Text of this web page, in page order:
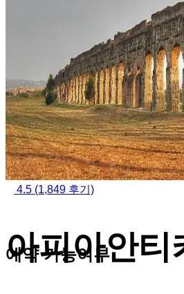
4.5 (1,849 후기)
아피아안티
예약 가능여부